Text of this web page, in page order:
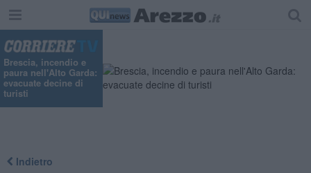
Brescia, incendio e
paura nell'Alto Garda:
evacuate decine di
turisti
Indietro